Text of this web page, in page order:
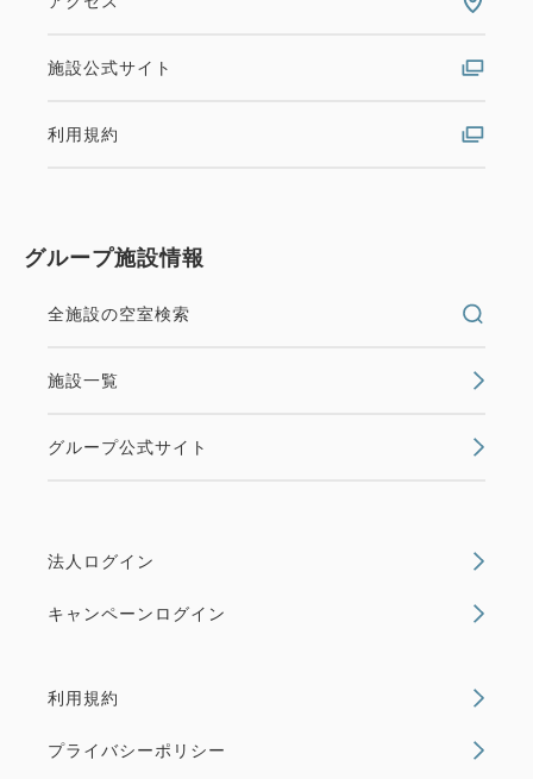
施設公式サイト
利用規約
グループ施設情報
全施設の空室検索
施設一覧
グループ公式サイト
法人ログイン
キャンペーンログイン
利用規約
プライバシーポリシー